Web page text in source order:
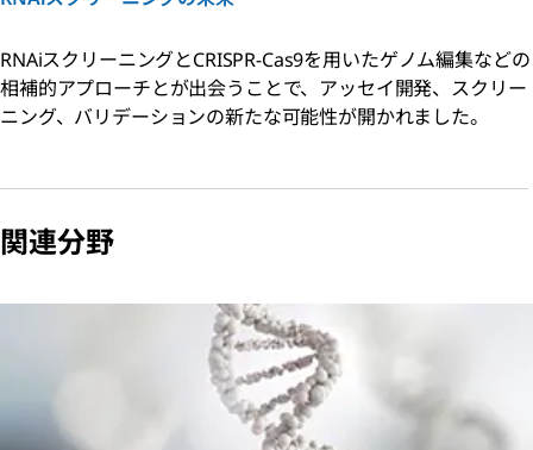
RNAiスクリーニングとCRISPR-Cas9を用いたゲノム編集などの
相補的アプローチとが出会うことで、アッセイ開発、スクリー
ニング、バリデーションの新たな可能性が開かれました。
関連分野